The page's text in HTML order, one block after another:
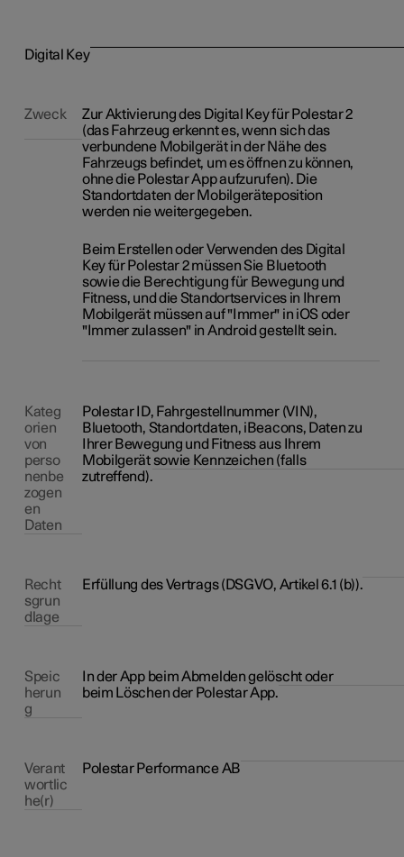
Digital Key
Zweck
Zur Aktivierung des Digital Key für Polestar 2
(das Fahrzeug erkennt es, wenn sich das
verbundene Mobilgerät in der Nähe des
Fahrzeugs befindet, um es öffnen zu können,
ohne die Polestar App aufzurufen). Die
Standortdaten der Mobilgeräteposition
werden nie weitergegeben.
Beim Erstellen oder Verwenden des Digital
Key für Polestar 2 müssen Sie Bluetooth
sowie die Berechtigung für Bewegung und
Fitness, und die Standortservices in Ihrem
Mobilgerät müssen auf "Immer" in iOS oder
"Immer zulassen" in Android gestellt sein.
Kateg
orien
von
perso
nenbe
zogen
en
Daten
Polestar ID, Fahrgestellnummer (VIN),
Bluetooth, Standortdaten, iBeacons, Daten zu
Ihrer Bewegung und Fitness aus Ihrem
Mobilgerät sowie Kennzeichen (falls
zutreffend).
Recht
sgrun
dlage
Erfüllung des Vertrags (DSGVO, Artikel 6.1 (b)).
Speic
herun
g
In der App beim Abmelden gelöscht oder
beim Löschen der Polestar App.
Verant
wortlic
he(r)
Polestar Performance AB